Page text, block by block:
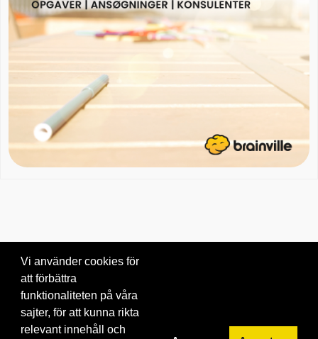
© 2026 Brainville AB. |Villkor för tjänsten
Byt språk:
Vi använder cookies för
att förbättra
funktionaliteten på våra
sajter, för att kunna rikta
relevant innehåll och